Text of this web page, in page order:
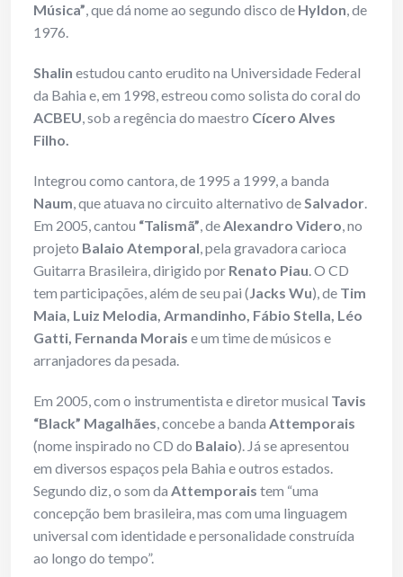
Música”, que dá nome ao segundo disco de Hyldon, de
1976.
Shalin estudou canto erudito na Universidade Federal
da Bahia e, em 1998, estreou como solista do coral do
ACBEU, sob a regência do maestro Cícero Alves
Filho.
Integrou como cantora, de 1995 a 1999, a banda
Naum, que atuava no circuito alternativo deSalvador.
Em 2005, cantou “Talismã”, deAlexandro Videro, no
projeto Balaio Atemporal, pela gravadora carioca
Guitarra Brasileira, dirigido por Renato Piau. O CD
tem participações, além de seu pai (Jacks Wu), de Tim
Maia, Luiz Melodia, Armandinho, Fábio Stella, Léo
Gatti, Fernanda Morais e um time de músicos e
arranjadores da pesada.
Em 2005, com o instrumentista e diretor musical Tavis
“Black” Magalhães, concebe a banda Attemporais
(nome inspirado no CD do Balaio). Já se apresentou
em diversos espaços pela Bahia e outros estados.
Segundo diz, o som da Attemporais tem “uma
concepção bem brasileira, mas com uma linguagem
universal com identidade e personalidade construída
ao longo do tempo”.